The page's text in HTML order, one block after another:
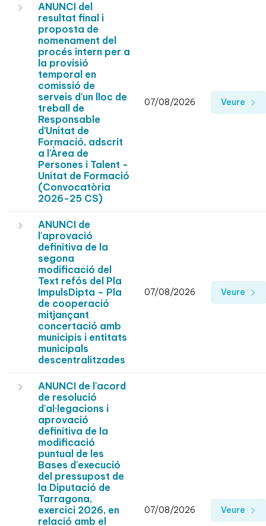
ANUNCI del
resultat final i
proposta de
nomenament del
procés intern per a
la provisió
temporal en
comissió de
serveis d'un lloc de
treball de
Responsable
d'Unitat de
Formació, adscrit
a l'Àrea de
Persones i Talent -
Unitat de Formació
(Convocatòria
2026-25 CS)
07/08/2026 Veure
ANUNCI de
l'aprovació
definitiva de la
segona
modificació del
Text refós del Pla
ImpulsDipta – Pla
de cooperació
mitjançant
concertació amb
municipis i entitats
municipals
descentralitzades
07/08/2026 Veure
ANUNCI de l'acord
de resolució
d'al·legacions i
aprovació
definitiva de la
modificació
puntual de les
Bases d'execució
del pressupost de
la Diputació de
Tarragona,
exercici 2026, en
relació amb el
07/08/2026 Veure